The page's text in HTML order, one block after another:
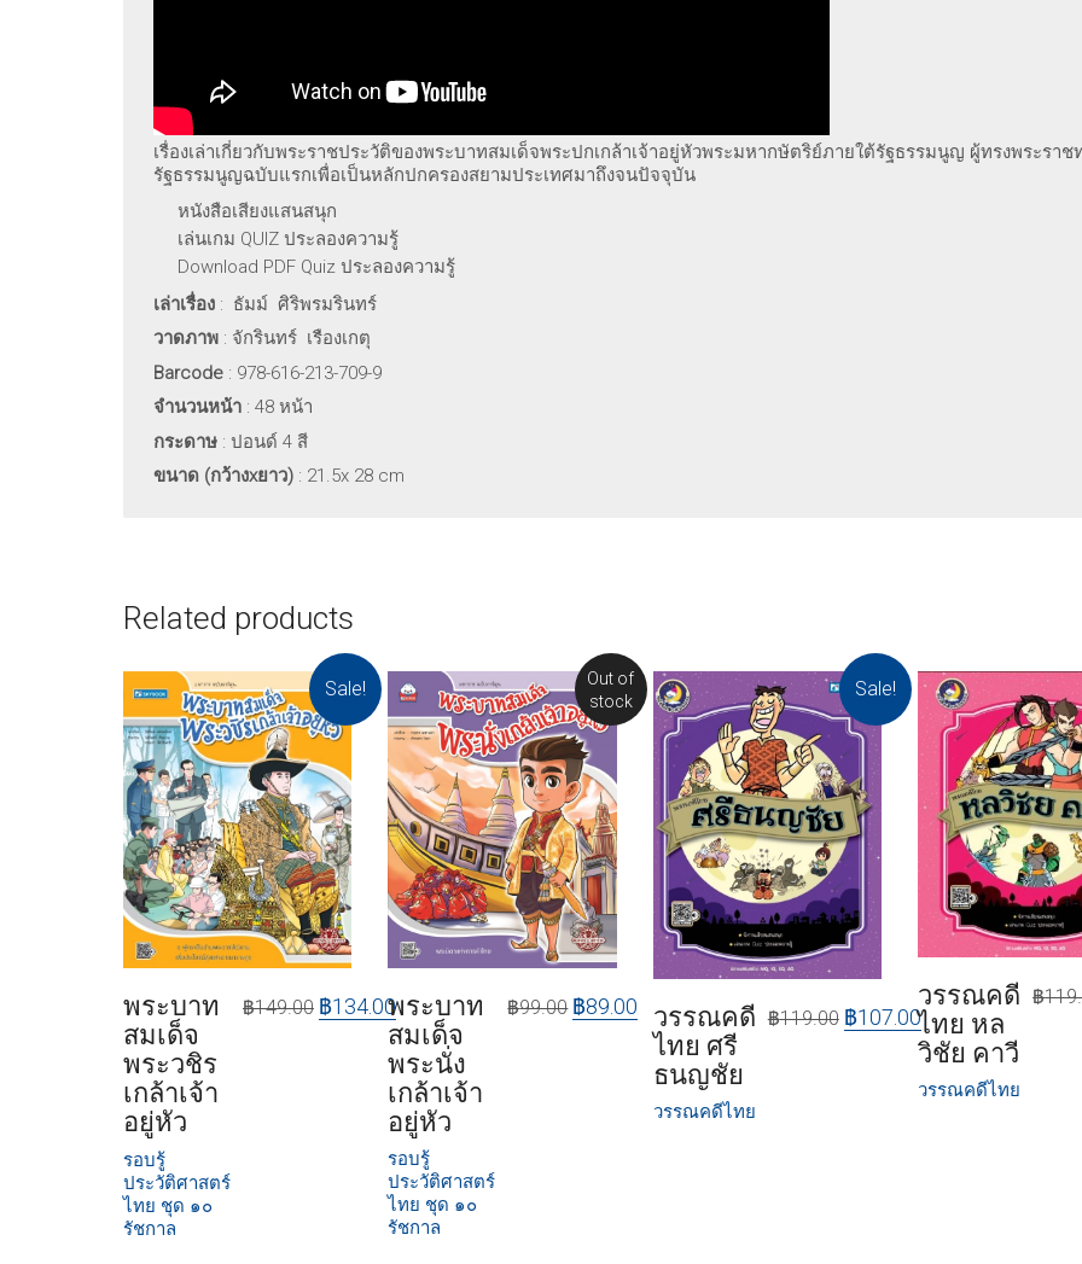
เรื่องเล่าเกี่ยวกับพระราชประวัติของพระบาทสมเด็จพระปกเกล้าเจ้าอยู่หัวพระมหากษัตริย์ภายใต้รัฐธรรมนูญ ผู้ทรงพระราช
รัฐธรรมนูญฉบับแรกเพื่อเป็นหลักปกครองสยามประเทศมาถึงจนปัจจุบัน
หนังสือเสียงแสนสนุก
เล่นเกม QUIZ ประลองความรู้
Download PDF Quiz ประลองความรู้
เล่าเรื่อง : ธัมม์ ศิริพรมรินทร์
วาดภาพ : จักรินทร์ เรืองเกตุ
Barcode : 978-616-213-709-9
จำนวนหน้า : 48 หน้า
กระดาษ : ปอนด์ 4 สี
ขนาด (กว้างxยาว) : 21.5x 28 cm
Related products
Sale!
พระบาท
สมเด็จ
พระวชิร
เกล้าเจ้า
อยู่หัว
รอบรู้
ประวัติศาสตร์
ไทย ชุด ๑๐
รัชกาล
฿149.00 ฿134.00
Out of
stock
พระบาท
สมเด็จ
พระนั่ง
เกล้าเจ้า
อยู่หัว
รอบรู้
ประวัติศาสตร์
ไทย ชุด ๑๐
รัชกาล
฿99.00 ฿89.00
Sale!
วรรณคดี
ไทย ศรี
ธนญชัย
วรรณคดีไทย
฿119.00 ฿107.00
วรรณคดี
ไทย หล
วิชัย คาวี
วรรณคดีไทย
฿